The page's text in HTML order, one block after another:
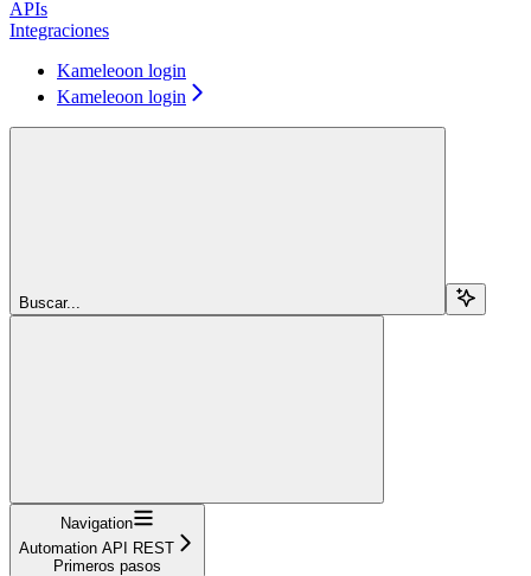
APIs
Integraciones
Kameleoon login
Kameleoon login
Buscar...
Navigation
Automation API REST
Primeros pasos